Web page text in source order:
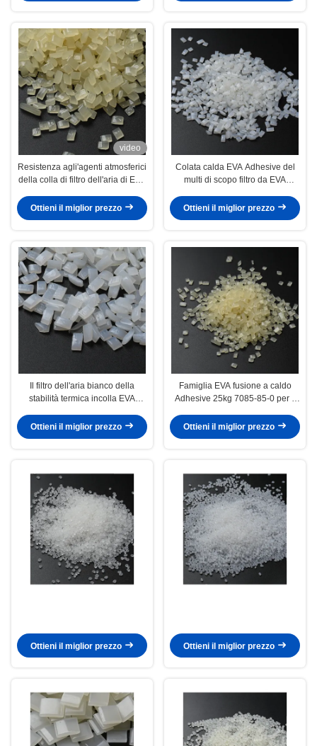
video
Resistenza agli'agenti atmosferici
della colla di filtro dell'aria di EVA
Ottieni il miglior prezzo
Colata calda EVA Adhesive del
multi di scopo filtro da EVA
Ottieni il miglior prezzo
Il filtro dell'aria bianco della
stabilità termica incolla EVA
85-0
Ottieni il miglior prezzo
Famiglia EVA fusione a caldo
Adhesive 25kg 7085-85-0 per il
Ottieni il miglior prezzo
Ottieni il miglior prezzo Ottieni il miglior prezzo